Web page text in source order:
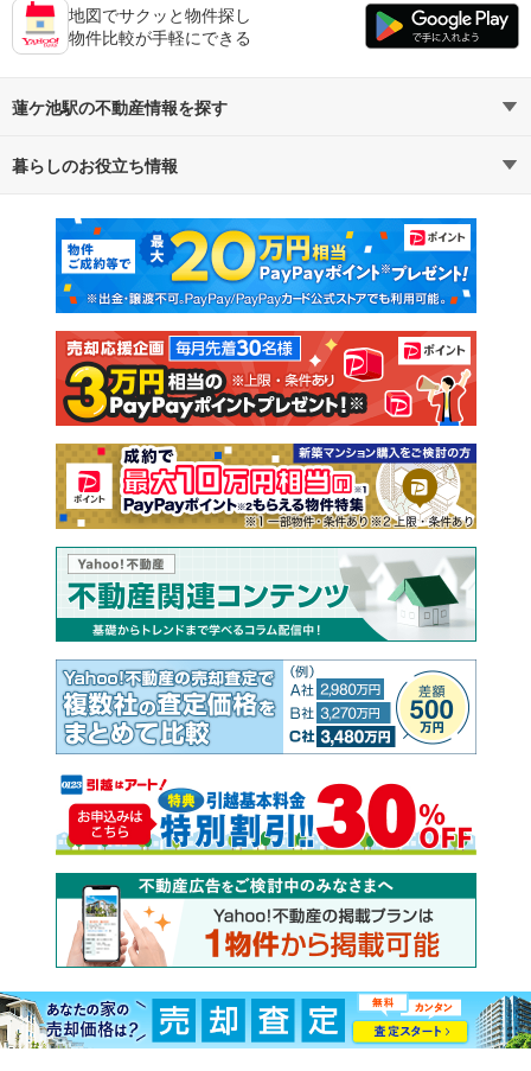
地図でサクッと物件探し
物件比較が手軽にできる
蓮ケ池駅の不動産情報を探す
不動産・住宅
新築マンション 中古マンション
新築一戸建て 中古一戸建て
注文住宅 土地
売却査定
暮らしのお役立ち情報
マンションカタログ 教えて！住まいの先生